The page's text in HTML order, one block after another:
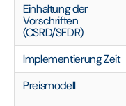
Einhaltung der
Vorschriften
(CSRD/SFDR)
Implementierung Zeit
Preismodell